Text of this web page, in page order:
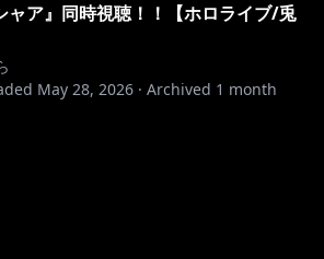
クションから未成年の視聴者の方々
々へ]で検索してお読みいただく
確認の上、
ャア』同時視聴！！【ホロライブ/兎
May 28, 2026 · Archived 1 month